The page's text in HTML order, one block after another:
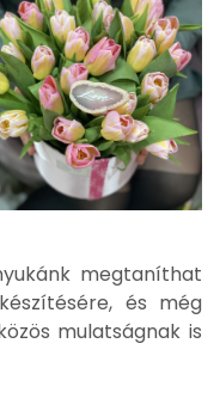
megtaníthat
és még
mulatságnak is